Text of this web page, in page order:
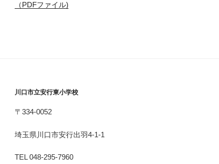
（PDFファイル)
川口市立安行東小学校
〒334-0052
埼玉県川口市安行出羽4-1-1
TEL 048-295-7960